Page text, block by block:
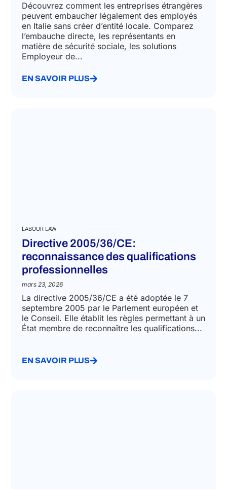
Découvrez comment les entreprises étrangères
peuvent embaucher légalement des employés
en Italie sans créer d’entité locale. Comparez
l’embauche directe, les représentants en
matière de sécurité sociale, les solutions
Employeur de...
EN SAVOIR PLUS
LABOUR LAW
Directive 2005/36/CE:
reconnaissance des qualifications
professionnelles
mars 23, 2026
La directive 2005/36/CE a été adoptée le 7
septembre 2005 par le Parlement européen et
le Conseil. Elle établit les règles permettant à un
État membre de reconnaître les qualifications...
EN SAVOIR PLUS